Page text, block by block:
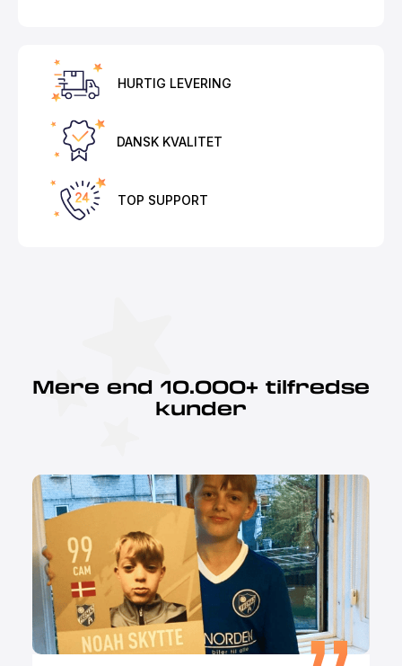
HURTIG LEVERING
DANSK KVALITET
TOP SUPPORT
Mere end 10.000+ tilfredse
kunder